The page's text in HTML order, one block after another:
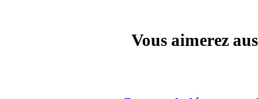
Vous aimerez